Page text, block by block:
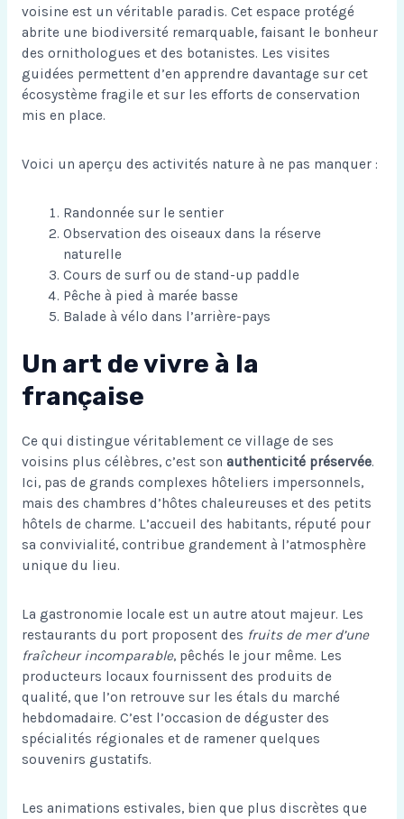
voisine est un véritable paradis. Cet espace protégé
abrite une biodiversité remarquable, faisant le bonheur
des ornithologues et des botanistes. Les visites
guidées permettent d’en apprendre davantage sur cet
écosystème fragile et sur les efforts de conservation
mis en place.
Voici un aperçu des activités nature à ne pas manquer :
Randonnée sur le sentier
Observation des oiseaux dans la réserve
naturelle
Cours de surf ou de stand-up paddle
Pêche à pied à marée basse
Balade à vélo dans l’arrière-pays
Un art de vivre à la
française
Ce qui distingue véritablement ce village de ses
voisins plus célèbres, c’est son authenticité préservée.
Ici, pas de grands complexes hôteliers impersonnels,
mais des chambres d’hôtes chaleureuses et des petits
hôtels de charme. L’accueil des habitants, réputé pour
sa convivialité, contribue grandement à l’atmosphère
unique du lieu.
La gastronomie locale est un autre atout majeur. Les
restaurants du port proposent des fruits de mer d’une
fraîcheur incomparable, pêchés le jour même. Les
producteurs locaux fournissent des produits de
qualité, que l’on retrouve sur les étals du marché
hebdomadaire. C’est l’occasion de déguster des
spécialités régionales et de ramener quelques
souvenirs gustatifs.
Les animations estivales, bien que plus discrètes que